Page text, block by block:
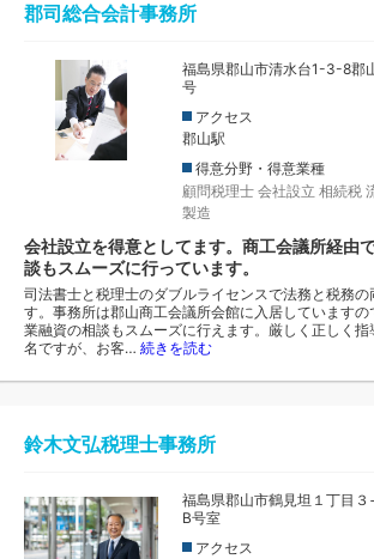
郡司総合会計事務所
福島県郡山市清水台1-3-8郡
号
アクセス
郡山駅
得意分野・得意業種
顧問税理士 会社設立 相続税
製造
会社設立を得意としてます。商工会議所経由
談もスムーズに行っています。
司法書士と税理士のダブルライセンスで法務と税務の
す。事務所は郡山商工会議所会館に入居しています
業融資の相談もスムーズに行えます。厳しく正しく
名ですが、お客… 続きを読む
鈴木文弘税理士事務所
福島県郡山市鶴見坦１丁目
B号室
アクセス